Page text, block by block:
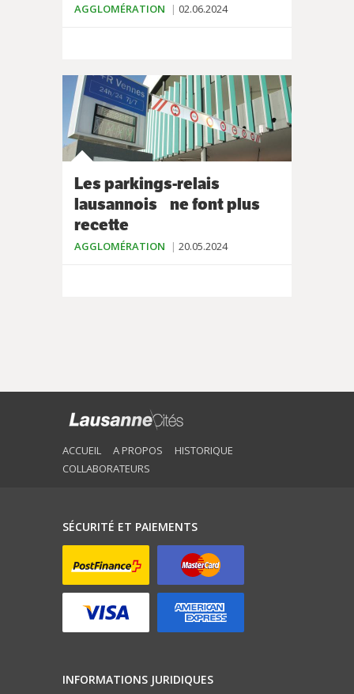
AGGLOMÉRATION 02.06.2024
Les parkings-relais
lausannois ne font plus
recette
AGGLOMÉRATION 20.05.2024
ACCUEIL A PROPOS
HISTORIQUE
COLLABORATEURS
SÉCURITÉ ET PAIEMENTS
INFORMATIONS JURIDIQUES